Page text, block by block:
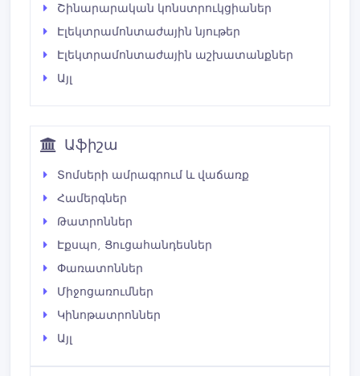
Շինարարական կոնստրուկցիաներ
Էլեկտրամոնտաժային նյութեր
Էլեկտրամոնտաժային աշխատանքներ
Այլ
Աֆիշա
Տոմսերի ամրագրում և վաճառք
Համերգներ
Թատրոններ
Էքսպո, Ցուցահանդեսներ
Փառատոններ
Միջոցառումներ
Կինոթատրոններ
Այլ